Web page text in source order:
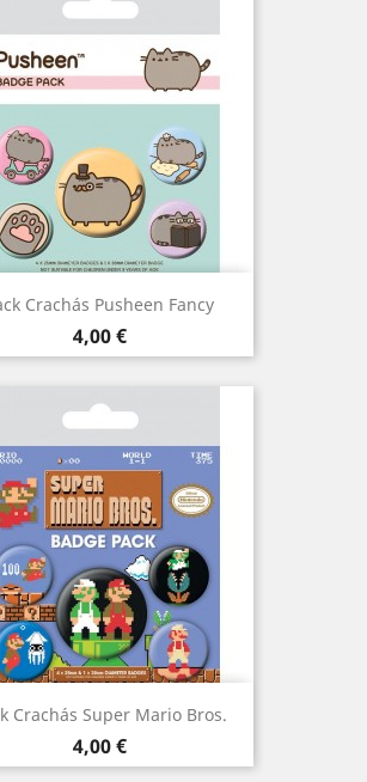
Crachás Pusheen Fancy
Preço
4,00 €
Crachás Super Mario Bros.
Preço
4,00 €